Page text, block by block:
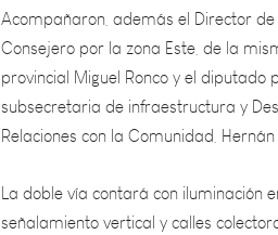
provincial Miguel Ronco y el
subsecretaria de infraestructura y
Relaciones con la Comunidad,
La doble vía contará con iluminación
señalamiento vertical y calles